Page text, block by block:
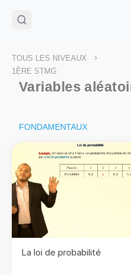
🌴Cahier de vacances
Télécharge ton PDF
TOUS LES NIVEAUX >
1ÈRE STMG
Variables
FONDAMENTAUX
La loi de probabilité